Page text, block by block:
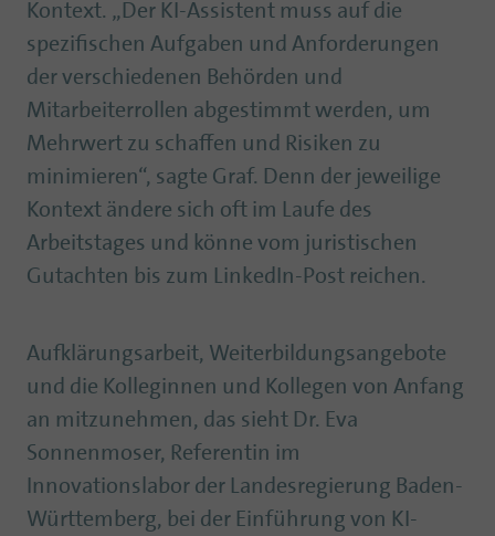
Kontext. „Der KI-Assistent muss auf die
spezifischen Aufgaben und Anforderungen
der verschiedenen Behörden und
Mitarbeiterrollen abgestimmt werden, um
Mehrwert zu schaffen und Risiken zu
minimieren“, sagte Graf. Denn der jeweilige
Kontext ändere sich oft im Laufe des
Arbeitstages und könne vom juristischen
Gutachten bis zum LinkedIn-Post reichen.
Aufklärungsarbeit, Weiterbildungsangebote
und die Kolleginnen und Kollegen von Anfang
an mitzunehmen, das sieht Dr. Eva
Sonnenmoser, Referentin im
Innovationslabor der Landesregierung Baden-
Württemberg, bei der Einführung von KI-